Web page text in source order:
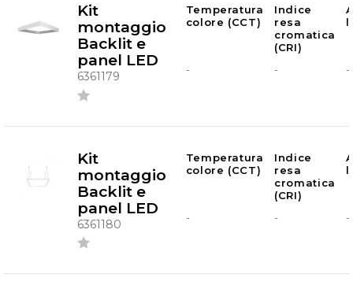
Kit
montaggio
Backlit e
panel LED
6361179
Temperatura
colore (CCT)
Indice
resa
cromatica
(CRI)
- - -
Kit
montaggio
Backlit e
panel LED
6361180
Temperatura
colore (CCT)
Indice
resa
cromatica
(CRI)
- - -